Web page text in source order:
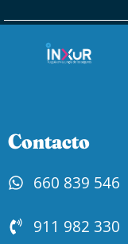
Contacto
660 839 546
911 982 330